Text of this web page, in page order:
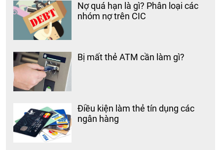
Nợ quá hạn là gì? Phân loại các
nhóm nợ trên CIC
Bị mất thẻ ATM cần làm gì?
Điều kiện làm thẻ tín dụng các
ngân hàng